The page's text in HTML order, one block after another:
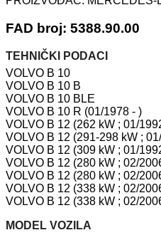
FAD broj: 5388.90.00
TEHNIČKI PODACI
VOLVO B 10
VOLVO B 10 B
VOLVO B 10 BLE
VOLVO B 10 R (01/1978 - )
VOLVO B 12 (262 kW ; 01/
VOLVO B 12 (291-298 kW ;
VOLVO B 12 (309 kW ; 01/
VOLVO B 12 (280 kW ; 02/
VOLVO B 12 (280 kW ; 02/
VOLVO B 12 (338 kW ; 02/
VOLVO B 12 (338 kW ; 02/
MODEL VOZILA